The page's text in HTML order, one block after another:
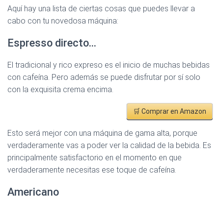
Aquí hay una lista de ciertas cosas que puedes llevar a
cabo con tu novedosa máquina:
Espresso directo…
El tradicional y rico expreso es el inicio de muchas bebidas
con cafeína. Pero además se puede disfrutar por sí solo
con la exquisita crema encima.
🛒 Comprar en Amazon
Esto será mejor con una máquina de gama alta, porque
verdaderamente vas a poder ver la calidad de la bebida. Es
principalmente satisfactorio en el momento en que
verdaderamente necesitas ese toque de cafeína.
Americano